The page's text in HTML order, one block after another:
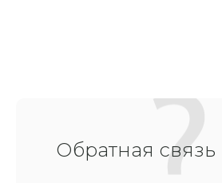
Обратная связь